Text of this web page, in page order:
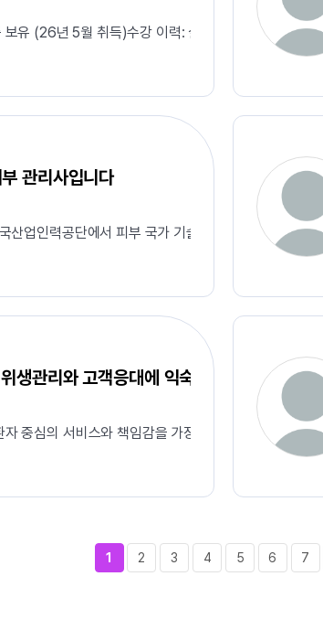
유 (26년 5월 취득) ​수강 이력: 살롱실무반 (얼굴관리
관리사입니다
업인력공단에서 피부 국가 기술자격증을 취득하였
생관리와 고객응대에 익숙합니다.
중심의 서비스와 책임감을 가장 중요하게 생각해 왔
1 2 3 4 5 6 7